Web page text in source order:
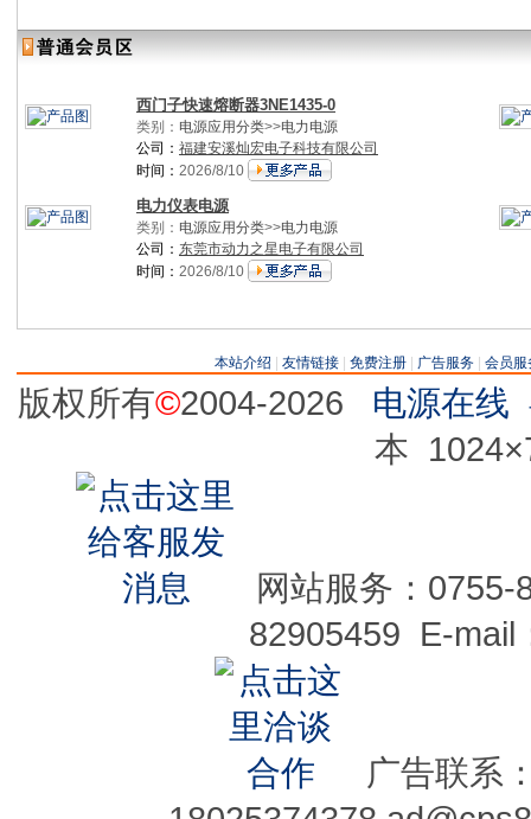
西门子快速熔断器3NE1435-0
类别： 电源应用分类>>电力电源
公司： 福建安溪灿宏电子科技有限公司
时间： 2026/8/10
电力仪表电源
类别： 电源应用分类>>电力电源
公司： 东莞市动力之星电子有限公司
时间： 2026/8/10
本站介绍 友情链接 免费注册 广告服务 会员服
版权所有©2004-2026 电源在线
本
网站服务：0755-
82905459 E-mail
广告联系